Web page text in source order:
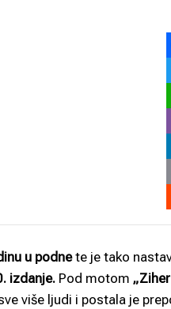
u podnete je tako
izdanje. Pod motom
više ljudi i postala je